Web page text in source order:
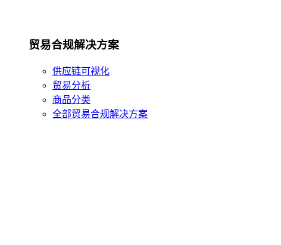
贸易合规解决方案
供应链可视化
贸易分析
商品分类
全部贸易合规解决方案